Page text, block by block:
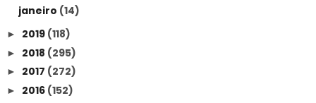
janeiro (14)
► 2019 (118)
► 2018 (295)
► 2017 (272)
► 2016 (152)